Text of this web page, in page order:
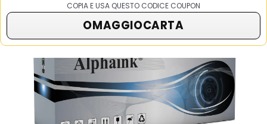
COPIA E USA QUESTO CODICE COUPON
OMAGGIOCARTA